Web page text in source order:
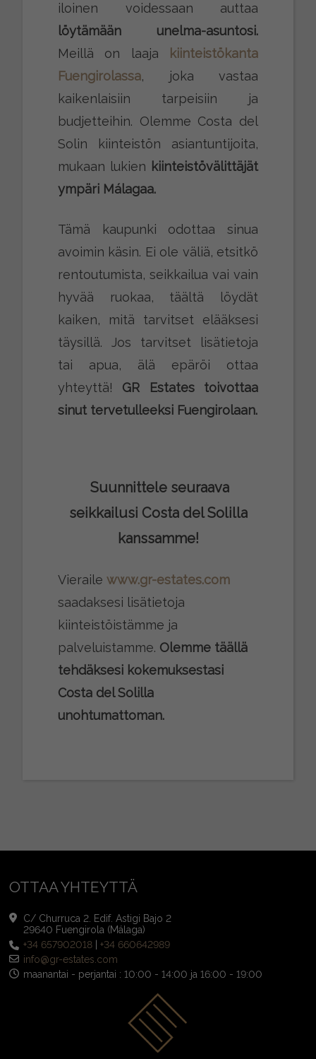
iloinen voidessaan auttaa
löytämään unelma-asuntosi.
Meillä on laaja
kiinteistökanta
Fuengirolassa, joka vastaa
kaikenlaisiin tarpeisiin ja
budjetteihin. Olemme Costa del
Solin kiinteistön asiantuntijoita,
mukaan lukien kiinteistövälittäjät
ympäri Málagaa.
Tämä kaupunki odottaa sinua
avoimin käsin. Ei ole väliä, etsitkö
rentoutumista, seikkailua vai vain
hyvää ruokaa, täältä löydät
kaiken, mitä tarvitset elääksesi
täysillä. Jos tarvitset lisätietoja
tai apua, älä epäröi ottaa
yhteyttä! GR Estates toivottaa
sinut tervetulleeksi Fuengirolaan.
Suunnittele seuraava
seikkailusi Costa del Solilla
kanssamme!
Vieraile www.gr-estates.com
saadaksesi lisätietoja
kiinteistöistämme ja
palveluistamme. Olemme täällä
tehdäksesi kokemuksestasi
Costa del Solilla
unohtumattoman.
OTTAA YHTEYTTÄ
C/ Churruca 2. Edif. Astigi Bajo 2
29640 Fuengirola (Málaga)
+34 657902018 |+34 660642989
info@gr-estates.com
maanantai - perjantai : 10:00 - 14:00 ja 16:00 - 19:00